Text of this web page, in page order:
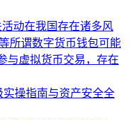
动在我国存在诸多风
所谓数字货币钱包可能
与虚拟货币交易，存在
实操指南与资产安全全